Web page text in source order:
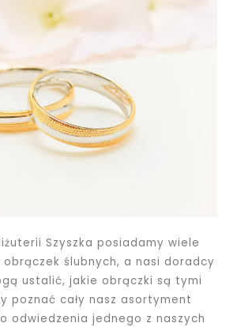
Szyszka posiadamy wiele
obrączek ślubnych, a nasi doradcy
ustalić, jakie obrączki są tymi
poznać cały nasz asortyment
odwiedzenia jednego z naszych